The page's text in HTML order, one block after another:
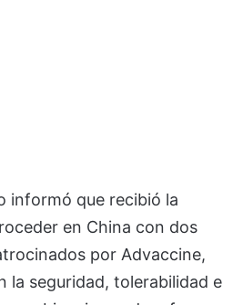
informó que recibió la
en China con dos
por Advaccine,
la seguridad, tolerabilidad e